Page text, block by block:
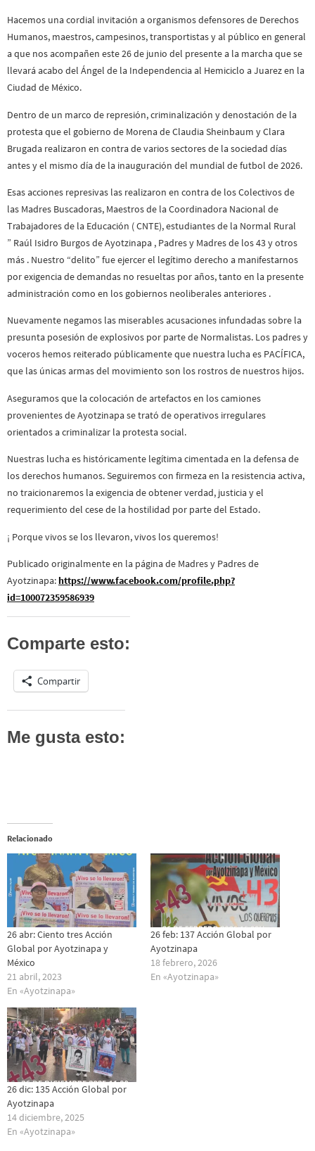
Hacemos una cordial invitación a organismos defensores de Derechos
Humanos, maestros, campesinos, transportistas y al público en general
a que nos acompañen este 26 de junio del presente a la marcha que se
llevará acabo del Ángel de la Independencia al Hemiciclo a Juarez en la
Ciudad de México.
Dentro de un marco de represión, criminalización y denostación de la
protesta que el gobierno de Morena de Claudia Sheinbaum y Clara
Brugada realizaron en contra de varios sectores de la sociedad días
antes y el mismo día de la inauguración del mundial de futbol de 2026.
Esas acciones represivas las realizaron en contra de los Colectivos de
las Madres Buscadoras, Maestros de la Coordinadora Nacional de
Trabajadores de la Educación ( CNTE), estudiantes de la Normal Rural
” Raúl Isidro Burgos de Ayotzinapa , Padres y Madres de los 43 y otros
más . Nuestro “delito” fue ejercer el legítimo derecho a manifestarnos
por exigencia de demandas no resueltas por años, tanto en la presente
administración como en los gobiernos neoliberales anteriores .
Nuevamente negamos las miserables acusaciones infundadas sobre la
presunta posesión de explosivos por parte de Normalistas. Los padres y
voceros hemos reiterado públicamente que nuestra lucha es PACÍFICA,
que las únicas armas del movimiento son los rostros de nuestros hijos.
Aseguramos que la colocación de artefactos en los camiones
provenientes de Ayotzinapa se trató de operativos irregulares
orientados a criminalizar la protesta social.
Nuestras lucha es históricamente legítima cimentada en la defensa de
los derechos humanos. Seguiremos con firmeza en la resistencia activa,
no traicionaremos la exigencia de obtener verdad, justicia y el
requerimiento del cese de la hostilidad por parte del Estado.
¡ Porque vivos se los llevaron, vivos los queremos!
Publicado originalmente en la página de Madres y Padres de
Ayotzinapa: https://www.facebook.com/profile.php?
id=100072359586939
Comparte esto:
Compartir
Me gusta esto:
Relacionado
26 abr: Ciento tres Acción
Global por Ayotzinapa y
México
21 abril, 2023
En «Ayotzinapa»
26 feb: 137 Acción Global por
Ayotzinapa
18 febrero, 2026
En «Ayotzinapa»
26 dic: 135 Acción Global por
Ayotzinapa
14 diciembre, 2025
En «Ayotzinapa»